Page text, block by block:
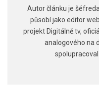
Autor článku je
působí jako editor
projekt Digitálně.tv,
analogového na